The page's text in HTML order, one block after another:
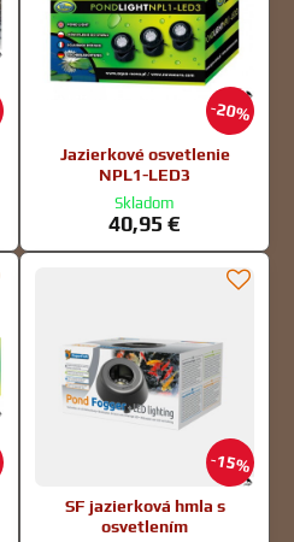
20%
Jazierkové osvetlenie
NPL1-LED3
Skladom
40,95 €
15%
SF jazierková hmla s
osvetlením